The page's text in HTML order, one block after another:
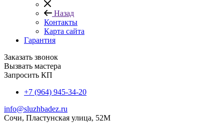
Назад
Контакты
Карта сайта
Гарантия
Заказать звонок
Вызвать мастера
Запросить КП
+7 (964) 945-34-20
info@sluzhbadez.ru
Сочи, Пластунская улица, 52М